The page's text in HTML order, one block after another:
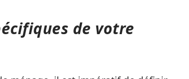
de votre